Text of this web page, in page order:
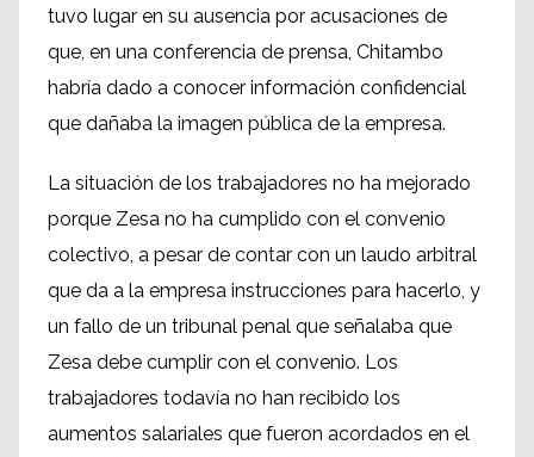
tuvo lugar en su ausencia por acusaciones de
que, en una conferencia de prensa, Chitambo
habría dado a conocer información confidencial
que dañaba la imagen pública de la empresa.
La situación de los trabajadores no ha mejorado
porque Zesa no ha cumplido con el convenio
colectivo, a pesar de contar con un laudo arbitral
que da a la empresa instrucciones para hacerlo, y
un fallo de un tribunal penal que señalaba que
Zesa debe cumplir con el convenio. Los
trabajadores todavía no han recibido los
aumentos salariales que fueron acordados en el